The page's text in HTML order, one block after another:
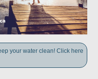
your water clean! Click here